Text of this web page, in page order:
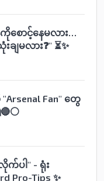
ောင့်နေမလား…
မလား❓" ⏳✨
Fan" တွေ
က်ပါ" - ရုံး
Pro-Tips ✨